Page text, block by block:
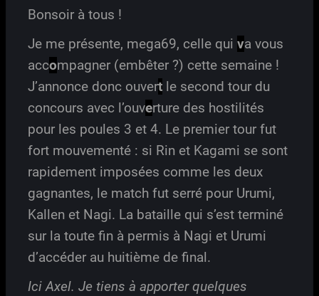
Bonsoir à tous !
Je me présente, mega69, celle qui va vous
accompagner (embêter ?) cette semaine !
J’annonce donc ouvert le second tour du
concours avec l’ouverture des hostilités
pour les poules 3 et 4. Le premier tour fut
fort mouvementé : si Rin et Kagami se sont
rapidement imposées comme les deux
gagnantes, le match fut serré pour Urumi,
Kallen et Nagi. La bataille qui s’est terminé
sur la toute fin à permis à Nagi et Urumi
d’accéder au huitième de final.
Ici Axel. Je tiens à apporter quelques